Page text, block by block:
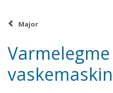
Major